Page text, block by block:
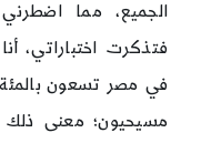
الجميع، مما
فتذكرت اختباراتي،
في مصر تسعون
مسيحيون؛ معنى